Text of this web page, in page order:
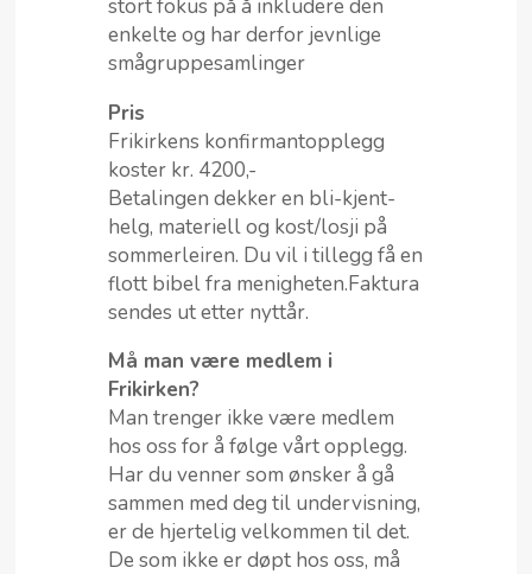
stort fokus på å inkludere den
enkelte og har derfor jevnlige
smågruppesamlinger
Pris
Frikirkens konfirmantopplegg
koster kr. 4200,-
Betalingen dekker en bli-kjent-
helg, materiell og kost/losji på
sommerleiren. Du vil i tillegg få en
flott bibel fra menigheten.Faktura
sendes ut etter nyttår.
Må man være medlem i
Frikirken?
Man trenger ikke være medlem
hos oss for å følge vårt opplegg.
Har du venner som ønsker å gå
sammen med deg til undervisning,
er de hjertelig velkommen til det.
De som ikke er døpt hos oss, må